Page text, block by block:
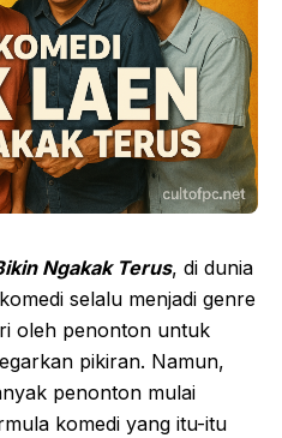
Ngakak Terus, di dunia
selalu menjadi genre
oleh penonton untuk
pikiran. Namun,
penonton mulai
komedi yang itu-itu